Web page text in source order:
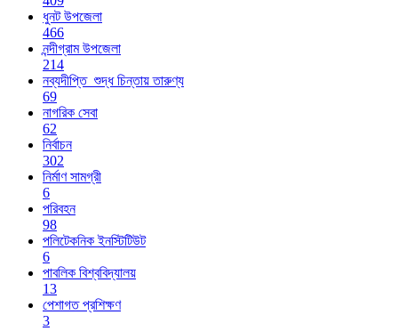
ধুনট উপজেলা
466
নন্দীগ্রাম উপজেলা
214
নব্যদীপ্তি_শুদ্ধ চিন্তায় তারুণ্য
69
নাগরিক সেবা
62
নির্বাচন
302
নির্মাণ সামগ্রী
6
পরিবহন
98
পলিটেকনিক ইনস্টিটিউট
6
পাবলিক বিশ্ববিদ্যালয়
13
পেশাগত প্রশিক্ষণ
3